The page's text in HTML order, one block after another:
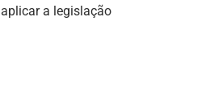
a legislação